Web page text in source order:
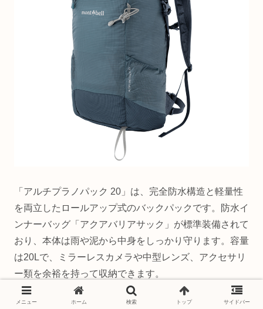
「アルチプラノパック 20」は、完全防水構造と軽量性
を両立したロールアップ式のバックパックです。防水イ
ンナーバッグ「アクアバリアサック」が標準装備されて
おり、本体は雨や泥から中身をしっかり守ります。容量
は20Lで、ミラーレスカメラや中型レンズ、アクセサリ
ー類を余裕を持って収納できます。
適した用途：
メニュー ホーム 検索 トップ サイドバー